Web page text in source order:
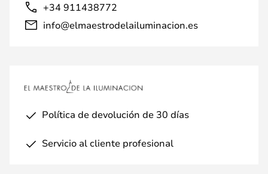
+34 911438772
info@elmaestrodelailuminacion.es
Política de devolución de 30 días
Servicio al cliente profesional